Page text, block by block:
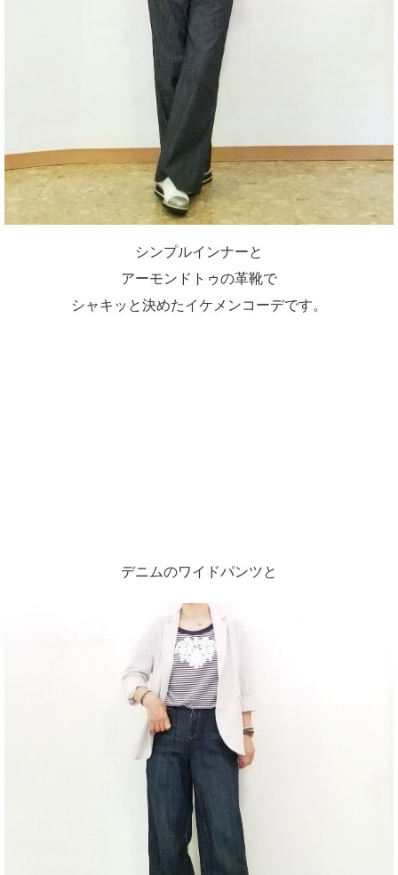
シンプルインナーと
アーモンドトゥの革靴で
シャキッと決めたイケメンコーデです。
デニムのワイドパンツと